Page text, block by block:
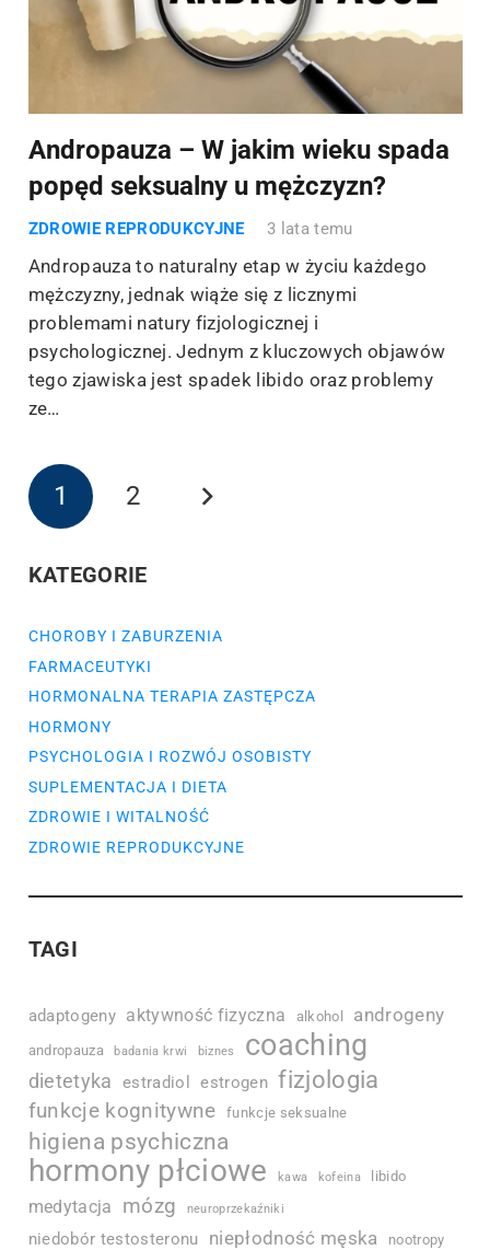
Andropauza – W jakim wieku spada
popęd seksualny u mężczyzn?
ZDROWIE REPRODUKCYJNE 3 lata temu
Andropauza to naturalny etap w życiu każdego
mężczyzny, jednak wiąże się z licznymi
problemami natury fizjologicznej i
psychologicznej. Jednym z kluczowych objawów
tego zjawiska jest spadek libido oraz problemy
ze…
1 2
KATEGORIE
CHOROBY I ZABURZENIA
FARMACEUTYKI
HORMONALNA TERAPIA ZASTĘPCZA
HORMONY
PSYCHOLOGIA I ROZWÓJ OSOBISTY
SUPLEMENTACJA I DIETA
ZDROWIE I WITALNOŚĆ
ZDROWIE REPRODUKCYJNE
TAGI
adaptogeny aktywność fizyczna alkohol androgeny
andropauza badania krwi biznes coaching
dietetyka estradiol estrogen fizjologia
funkcje kognitywne funkcje seksualne
higiena psychiczna
hormony płciowe kawa kofeina libido
medytacja mózg neuroprzekaźniki
niedobór testosteronu niepłodność męska nootropy